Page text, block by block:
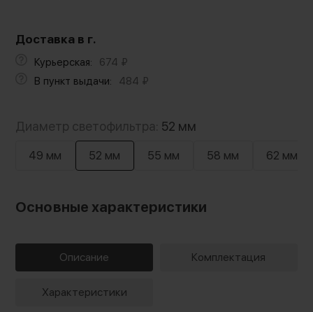
Доставка в г.
Курьерская: 674 ₽
В пункт выдачи:
484 ₽
Диаметр светофильтра: 52 мм
49 мм 52 мм 55 мм 58 мм 62 мм
Основные характеристики
Описание Комплектация
Характеристики